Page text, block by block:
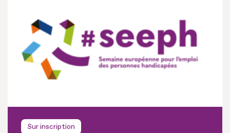
Sur inscription